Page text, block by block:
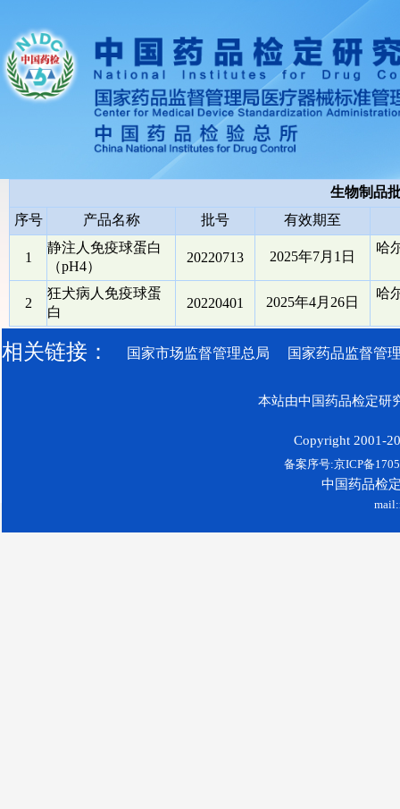
生物制品
序号
产品名称 批号 有效期至
1
静注人免疫球蛋白
（pH4）
20220713 2025年7月1日
哈
2
狂犬病人免疫球蛋
白
20220401 2025年4月26日
哈
相关链接： 国家市场监督管理总局 国家药品监督管
本站由中国药品检定研
Copyright 2001-
备案序号:京ICP备
中国药品检